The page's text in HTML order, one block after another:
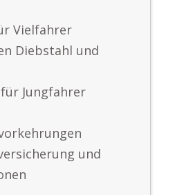
Vielfahrer
Diebstahl und
Jungfahrer
und